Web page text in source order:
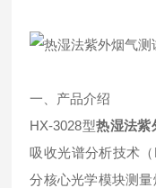
一、产品介绍
HX-3028型热湿法紫
吸收光谱分析技术
分核心光学模块测